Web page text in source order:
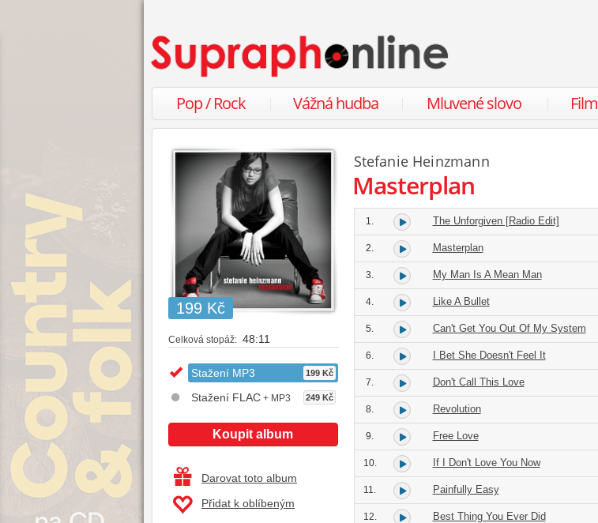
Pop / Rock Vážná hudba Mluvené slovo Film
199 Kč
Celková stopáž: 48:11
Stažení MP3 199 Kč
Stažení FLAC + MP3 249 Kč
Koupit album
Darovat toto album
Přidat k oblíbeným
Stefanie Heinzmann
Masterplan
1. The Unforgiven [Radio Edit]
2. Masterplan
3. My Man Is A Mean Man
4. Like A Bullet
5. Can't Get You Out Of My System
6. I Bet She Doesn't Feel It
7. Don't Call This Love
8. Revolution
9. Free Love
10. If I Don't Love You Now
11. Painfully Easy
12. Best Thing You Ever Did